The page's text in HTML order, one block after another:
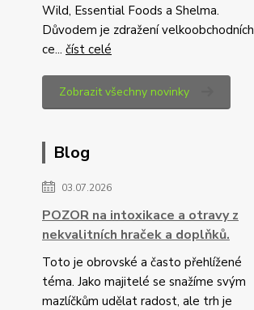
Wild, Essential Foods a Shelma.
Důvodem je zdražení velkoobchodních
ce... číst celé
Zobrazit všechny novinky
Blog
03.07.2026
POZOR na intoxikace a otravy z
nekvalitních hraček a doplňků.
Toto je obrovské a často přehlížené
téma. Jako majitelé se snažíme svým
mazlíčkům udělat radost, ale trh je